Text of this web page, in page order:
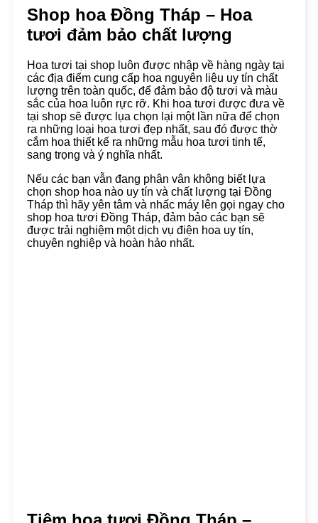
Shop hoa Đồng Tháp – Hoa
tươi đảm bảo chất lượng
Hoa tươi tại shop luôn được nhập về hàng ngày tại
các địa điểm cung cấp hoa nguyên liệu uy tín chất
lượng trên toàn quốc, để đảm bảo độ tươi và màu
sắc của hoa luôn rực rỡ. Khi hoa tươi được đưa về
tại shop sẽ được lụa chọn lại một lần nữa để chọn
ra những loại hoa tươi đẹp nhất, sau đó được thờ
cắm hoa thiết kế ra những mẫu hoa tươi tinh tế,
sang trọng và ý nghĩa nhất.
Nếu các bạn vẫn đang phân vân không biết lựa
chọn shop hoa nào uy tín và chất lượng tại Đồng
Tháp thì hãy yên tâm và nhấc máy lên gọi ngay cho
shop hoa tươi Đồng Tháp, đảm bảo các bạn sẽ
được trải nghiệm một dịch vụ điện hoa uy tín,
chuyên nghiệp và hoàn hảo nhất.